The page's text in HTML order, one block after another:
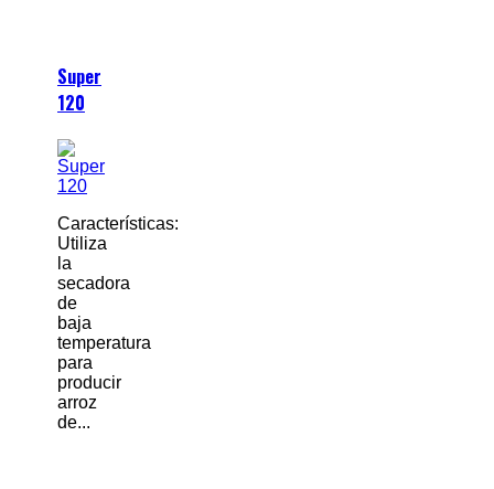
Super
120
Características:
Utiliza
la
secadora
de
baja
temperatura
para
producir
arroz
de...